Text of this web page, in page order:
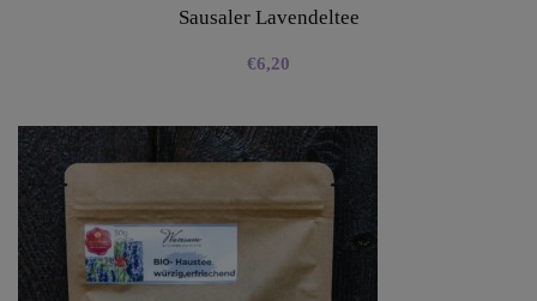
Sausaler Lavendeltee
€6,20